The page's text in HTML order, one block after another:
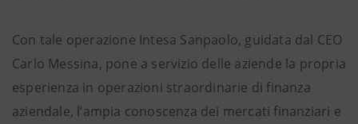
Con tale operazione Intesa Sanpaolo, guidata dal CEO
Carlo Messina, pone a servizio delle aziende la propria
esperienza in operazioni straordinarie di finanza
aziendale, l’ampia conoscenza dei mercati finanziari e